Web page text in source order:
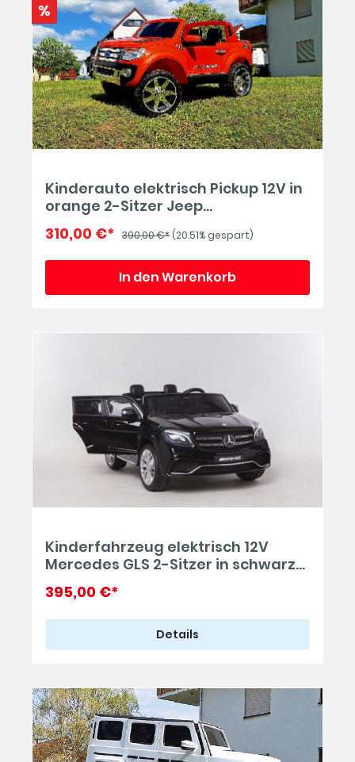
%
Kinderauto elektrisch Pickup 12V in
orange 2-Sitzer Jeep
Kinderfahrzeug 4x4 Allrad
310,00 €* 390,00 €* (20.51% gespart)
In den Warenkorb
Kinderfahrzeug elektrisch 12V
Mercedes GLS 2-Sitzer in schwarz
mit 45 Watt Motoren
395,00 €*
Details